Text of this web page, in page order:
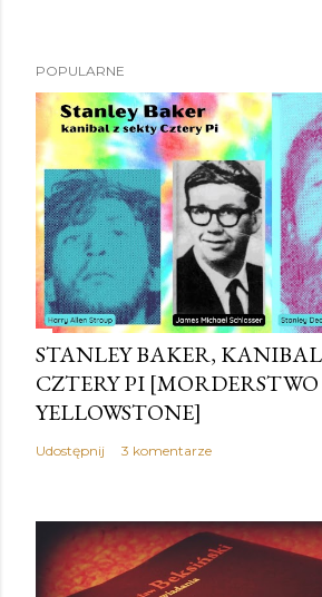
POPULARNE
STANLEY BAKER, KANIBAL
CZTERY PI
YELLOWSTONE]
Udostępnij 3 komentarze